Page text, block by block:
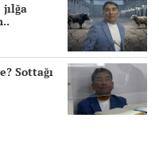
jılğa
Sottağı